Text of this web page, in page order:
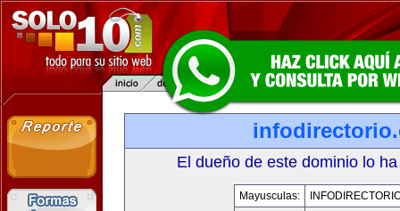
El dueño de este dominio lo
Mayusculas: